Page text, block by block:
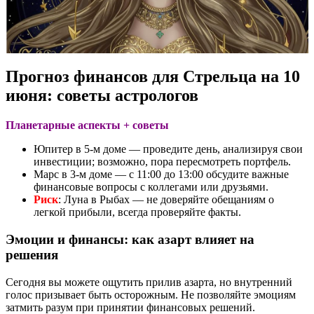
Прогноз финансов для Стрельца на 10
июня: советы астрологов
Планетарные аспекты + советы
Юпитер в 5-м доме — проведите день, анализируя свои
инвестиции; возможно, пора пересмотреть портфель.
Марс в 3-м доме — с 11:00 до 13:00 обсудите важные
финансовые вопросы с коллегами или друзьями.
Риск: Луна в Рыбах — не доверяйте обещаниям о
легкой прибыли, всегда проверяйте факты.
Эмоции и финансы: как азарт влияет на
решения
Сегодня вы можете ощутить прилив азарта, но внутренний
голос призывает быть осторожным. Не позволяйте эмоциям
затмить разум при принятии финансовых решений.